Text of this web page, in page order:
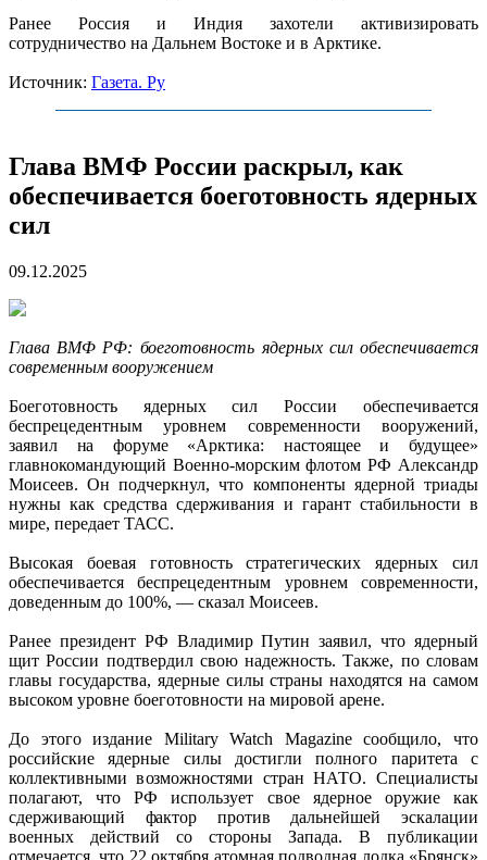
Ранее Россия и Индия захотели активизировать
сотрудничество на Дальнем Востоке и в Арктике.
Источник: Газета. Ру
Глава ВМФ России раскрыл, как
обеспечивается боеготовность ядерных
сил
09.12.2025
Глава ВМФ РФ: боеготовность ядерных сил обеспечивается
современным вооружением
Боеготовность ядерных сил России обеспечивается
беспрецедентным уровнем современности вооружений,
заявил на форуме «Арктика: настоящее и будущее»
главнокомандующий Военно-морским флотом РФ Александр
Моисеев. Он подчеркнул, что компоненты ядерной триады
нужны как средства сдерживания и гарант стабильности в
мире, передает ТАСС.
Высокая боевая готовность стратегических ядерных сил
обеспечивается беспрецедентным уровнем современности,
доведенным до 100%, — сказал Моисеев.
Ранее президент РФ Владимир Путин заявил, что ядерный
щит России подтвердил свою надежность. Также, по словам
главы государства, ядерные силы страны находятся на самом
высоком уровне боеготовности на мировой арене.
До этого издание Military Watch Magazine сообщило, что
российские ядерные силы достигли полного паритета с
коллективными возможностями стран НАТО. Специалисты
полагают, что РФ использует свое ядерное оружие как
сдерживающий фактор против дальнейшей эскалации
военных действий со стороны Запада. В публикации